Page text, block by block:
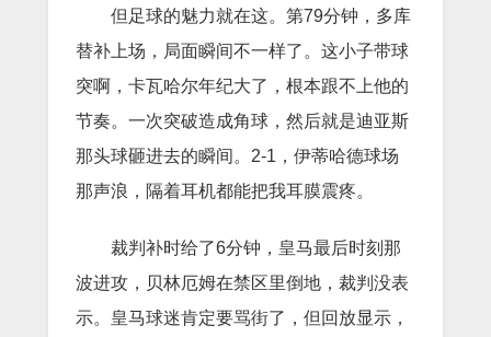
但足球的魅力就在这。第79分钟，多库
替补上场，局面瞬间不一样了。这小子带球
突啊，卡瓦哈尔年纪大了，根本跟不上他的
节奏。一次突破造成角球，然后就是迪亚斯
那头球砸进去的瞬间。2-1，伊蒂哈德球场
那声浪，隔着耳机都能把我耳膜震疼。
裁判补时给了6分钟，皇马最后时刻那
波进攻，贝林厄姆在禁区里倒地，裁判没表
示。皇马球迷肯定要骂街了，但回放显示，